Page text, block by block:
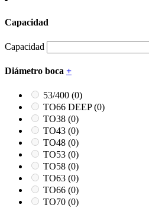
Capacidad
Capacidad
Diámetro boca +
53/400 (0)
TO66 DEEP(0)
TO38 (0)
TO43 (0)
TO48 (0)
TO53 (0)
TO58 (0)
TO63 (0)
TO66 (0)
TO70 (0)